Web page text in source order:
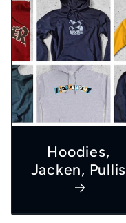
Hoodies,
Jacken, Pullis